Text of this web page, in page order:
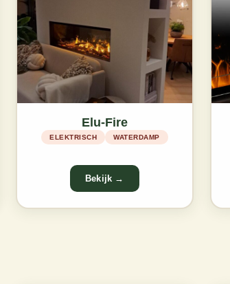
Elu-Fire
ELEKTRISCH WATERDAMP